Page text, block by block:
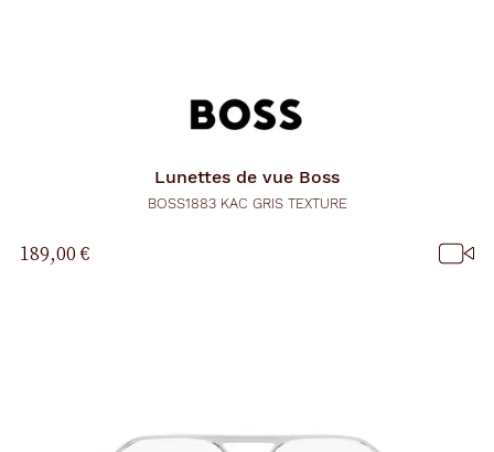
Lunettes de vue Boss
BOSS1883 KAC GRIS TEXTURE
189,00 €